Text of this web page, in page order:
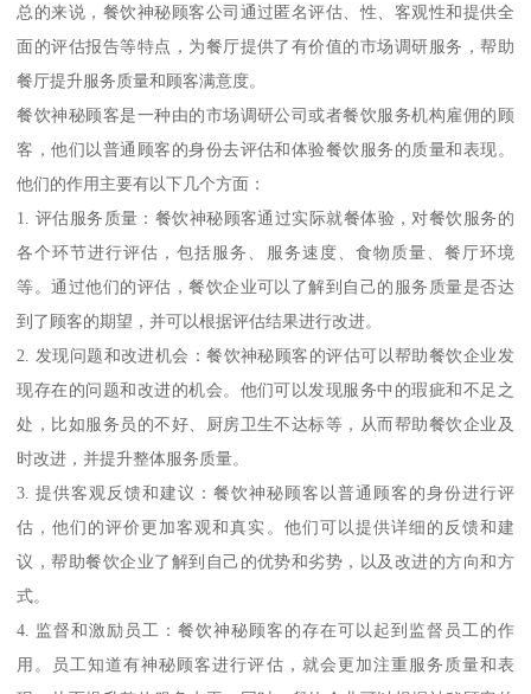
总的来说，餐饮神秘顾客公司通过匿名评估、性、客观性和提供全
面的评估报告等特点，为餐厅提供了有价值的市场调研服务，帮助
餐厅提升服务质量和顾客满意度。
餐饮神秘顾客是一种由的市场调研公司或者餐饮服务机构雇佣的顾
客，他们以普通顾客的身份去评估和体验餐饮服务的质量和表现。
他们的作用主要有以下几个方面：
1. 评估服务质量：餐饮神秘顾客通过实际就餐体验，对餐饮服务的
各个环节进行评估，包括服务、服务速度、食物质量、餐厅环境
等。通过他们的评估，餐饮企业可以了解到自己的服务质量是否达
到了顾客的期望，并可以根据评估结果进行改进。
2. 发现问题和改进机会：餐饮神秘顾客的评估可以帮助餐饮企业发
现存在的问题和改进的机会。他们可以发现服务中的瑕疵和不足之
处，比如服务员的不好、厨房卫生不达标等，从而帮助餐饮企业及
时改进，并提升整体服务质量。
3. 提供客观反馈和建议：餐饮神秘顾客以普通顾客的身份进行评
估，他们的评价更加客观和真实。他们可以提供详细的反馈和建
议，帮助餐饮企业了解到自己的优势和劣势，以及改进的方向和方
式。
4. 监督和激励员工：餐饮神秘顾客的存在可以起到监督员工的作
用。员工知道有神秘顾客进行评估，就会更加注重服务质量和表